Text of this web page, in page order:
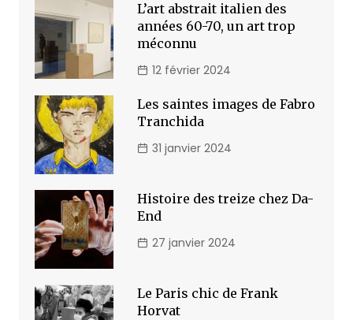
L’art abstrait italien des
années 60-70, un art trop
méconnu
12 février 2024
Les saintes images de Fabro
Tranchida
31 janvier 2024
Histoire des treize chez Da-
End
27 janvier 2024
Le Paris chic de Frank
Horvat